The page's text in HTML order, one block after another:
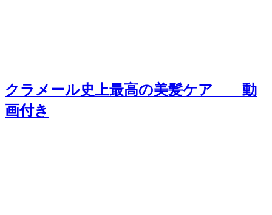
クラメール史上最高の美髪ケア 動
画付き